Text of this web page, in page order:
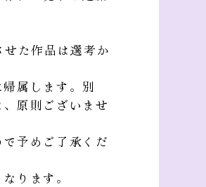
た作品は選考か
属します。別
原則ございませ
予めご了承くだ
ります。